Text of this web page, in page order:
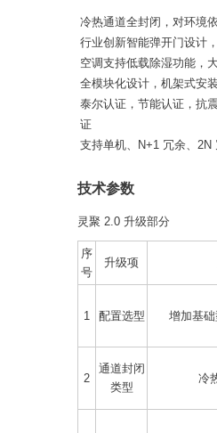
冷热通道全封闭，对环境
行业创新智能弹开门设计
空调支持低载除湿功能，
全模块化设计，机架式安
泰尔认证，节能认证，抗
证
支持单机、N+1 冗余、2N
技术参数
灵聚 2.0 升级部分
序
号
升级项
1 配置选型 增加基
2
通道封闭
类型
冷